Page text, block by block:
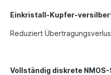
Einkristall-Kupfer-
Reduziert
Vollständig diskrete